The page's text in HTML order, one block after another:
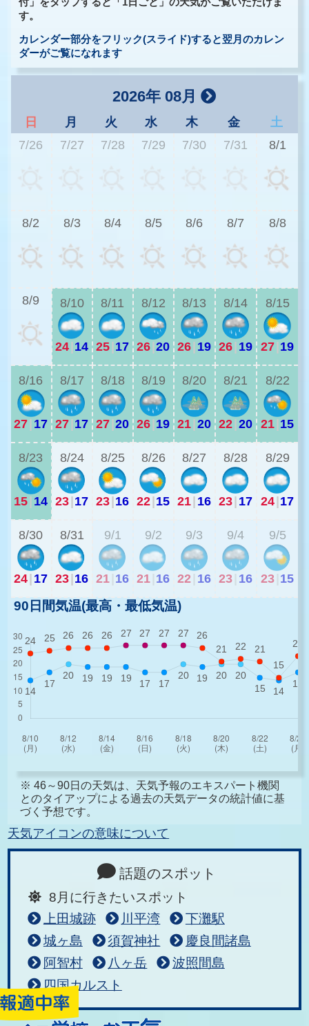
す。
カレンダー部分をフリック(スライド)すると翌月のカレン
ダーがご覧になれます
2026年 08月
日 月 火 水 木 金
土
7/26
7/27 7/28 7/29 7/30 7/31 8/1
8/2 8/3 8/4 8/5 8/6 8/7 8/8
8/9 8/10
24|14
8/11
25|17
8/12
26|20
8/13
26| 19
8/14
26| 19
8/15
27|19
8/16
27| 17
8/17
27|17
8/18
27|20
8/19
26|19
8/20
21|20
8/21
22|20
8/22
21|15
8/23
15| 14
8/24
23|17
8/25
23|16
8/26
22|15
8/27
21| 16
8/28
23| 17
8/29
24|17
8/30
24| 17
8/31
23|16
9/1
21 16
9/2
21 16
9/3
22 16
9/4
23 16
9/5
23 15
90日間気温(最高・最低気温)
※ 46～90日の天気は、天気予報のエキスパート機関
とのタイアップによる過去の天気データの統計値に基
づく予想です。
天気アイコンの意味について
話題のスポット
8月に行きたいスポット
上田城跡
川平湾
下灘駅
城ヶ島
須賀神社
慶良間諸島
阿智村
八ヶ岳
波照間島
四国カルスト